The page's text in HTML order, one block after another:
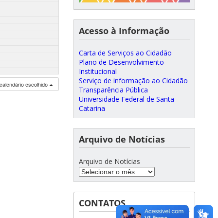
escolhido
Acesso à Informação
Carta de Serviços ao Cidadão
Plano de Desenvolvimento
Institucional
Serviço de informação ao Cidadão
Transparência Pública
Universidade Federal de Santa
Catarina
Arquivo de Notícias
Arquivo de Notícias
CONTATOS